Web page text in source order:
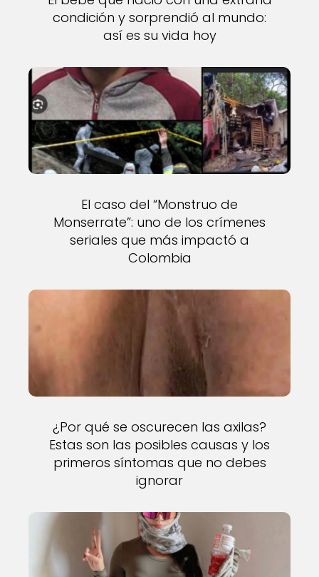
condición y sorprendió al mundo:
así es su vida hoy
El caso del “Monstruo de
Monserrate”: uno de los crímenes
seriales que más impactó a
Colombia
¿Por qué se oscurecen las axilas?
Estas son las posibles causas y los
primeros síntomas que no debes
ignorar